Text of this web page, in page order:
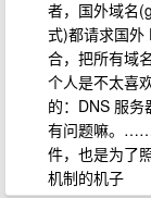
者，国外域名
式)都请求国外
合，把所有域
个人是不太喜
的：DNS 服
有问题嘛。
件，也是为了
机制的机子